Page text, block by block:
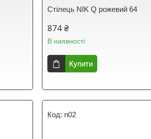
Стілець NIK Q рожевий 64
874 ₴
В наявності
Купити
n02